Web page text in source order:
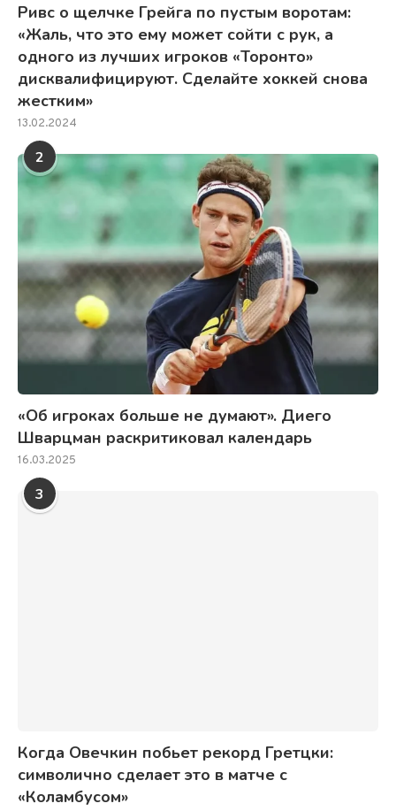
Ривс о щелчке Грейга по пустым воротам:
«Жаль, что это ему может сойти с рук, а
одного из лучших игроков «Торонто»
дисквалифицируют. Сделайте хоккей снова
жестким»
13.02.2024
2
«Об игроках больше не думают». Диего
Шварцман раскритиковал календарь
16.03.2025
3
Когда Овечкин побьет рекорд Гретцки:
символично сделает это в матче с
«Коламбусом»